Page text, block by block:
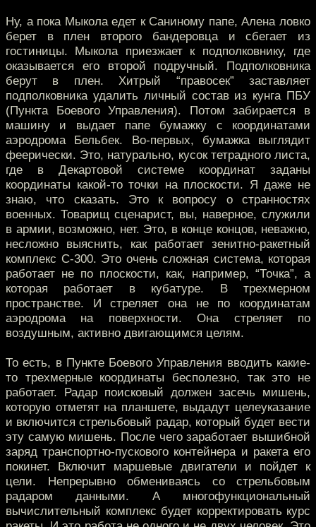
Ну, а пока Мыкола едет к Саниному папе, Алена ловко
берет в плен второго бандеровца и сбегает из
гостиницы. Мыкола приезжает к подполковнику, где
оказывается его второй подручный. Подполковника
берут в плен. Хитрый “правосек” заставляет
подполковника удалить личный состав из кунга ПБУ
(Пункта Боевого Управления). Потом забирается в
машину и выдает папе бумажку с координатами
аэродрома Бельбек. Во-первых, бумажка выглядит
феерически. Это, натурально, кусок тетрадного листа,
где в Декартовой системе координат заданы
координаты какой-то точки на плоскости. Я даже не
знаю, что сказать. Это к вопросу о странностях
военных. Товарищ сценарист, вы, наверное, служили
в армии, возможно, нет. Это, в конце концов, неважно,
несложно выяснить, как работает зенитно-ракетный
комплекс С-300. Это очень сложная система, которая
работает не по плоскости, как, например, “Точка”, а
которая работает в кубатуре. В трехмерном
пространстве. И стреляет она не по координатам
аэродрома на поверхности. Она стреляет по
воздушным, активно двигающимся целям.
То есть, в Пункте Боевого Управления вводить какие-
то трехмерные координаты бесполезно, так это не
работает. Радар поисковый должен засечь мишень,
которую отметят на планшете, выдадут целеуказание
и включится стрельбовый радар, который будет вести
эту самую мишень. После чего заработает вышибной
заряд транспортно-пускового контейнера и ракета его
покинет. Включит маршевые двигатели и пойдет к
цели. Непрерывно обмениваясь со стрельбовым
радаром данными. А многофункциональный
вычислительный комплекс будет корректировать курс